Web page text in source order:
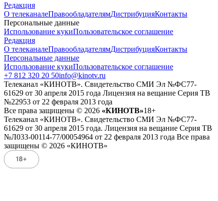
Редакция
О телеканалеПравообладателямДистрибуцияКонтакты
Персональные данные
Использование кукиПользовательское соглашение
Редакция
О телеканалеПравообладателямДистрибуцияКонтакты
Персональные данные
Использование кукиПользовательское соглашение
+7 812 320 20 50info@kinotv.ru
Телеканал «КИНОТВ». Свидетельство СМИ Эл №ФС77-
61629 от 30 апреля 2015 года Лицензия на вещание Серия ТВ
№22953 от 22 февраля 2013 года
Все права защищены © 2026 «КИНОТВ»18+
Телеканал «КИНОТВ». Свидетельство СМИ Эл №ФС77-
61629 от 30 апреля 2015 года. Лицензия на вещание Серия ТВ
№Л033-00114-77/00054964 от 22 февраля 2013 года Все права
защищены © 2026 «КИНОТВ»